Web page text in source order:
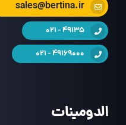
sales@bertina.ir
49135 - 021
49169000 - 021
الدومينات